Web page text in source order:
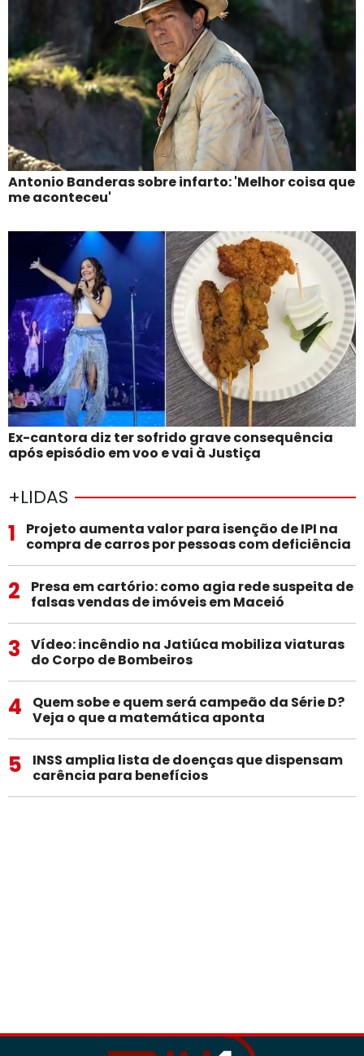
Antonio Banderas sobre infarto: 'Melhor coisa que
me aconteceu'
Ex-cantora diz ter sofrido grave consequência
após episódio em voo e vai à Justiça
+LIDAS
1
Projeto aumenta valor para isenção de IPI na
compra de carros por pessoas com deficiência
2
Presa em cartório: como agia rede suspeita de
falsas vendas de imóveis em Maceió
3
Vídeo: incêndio na Jatiúca mobiliza viaturas
do Corpo de Bombeiros
4
Quem sobe e quem será campeão da Série D?
Veja o que a matemática aponta
5
INSS amplia lista de doenças que dispensam
carência para benefícios